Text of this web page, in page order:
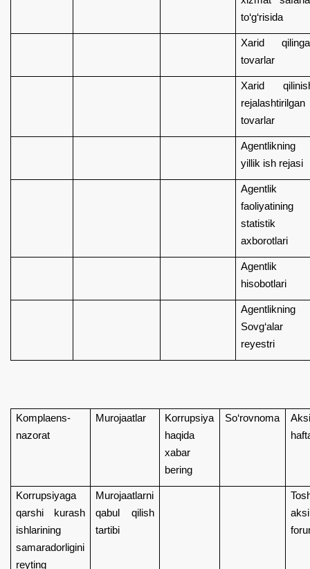
to‘g‘risida
Xarid
tovarlar
Xarid
rejalashtirilgan
tovarlar
Agentlikning
yillik ish rejasi
Agentlik
faoliyatining
statistik
axborotlari
Agentlik
hisobotlari
Agentlikning
Sovg‘alar
reyestri
Komplaens-
nazorat
Murojaatlar
Korrupsiya
haqida
xabar
bering
So‘rovnoma
Korrupsiyaga
qarshi kurash
ishlarining
samaradorligini
reyting
Murojaatlarni
qabul qilish
tartibi